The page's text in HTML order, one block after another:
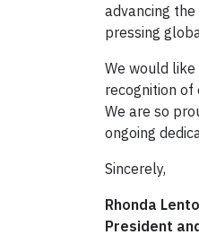
advancing the
pressing
We would
recognition of
We are so
ongoing
Sincerely,
Rhonda
President